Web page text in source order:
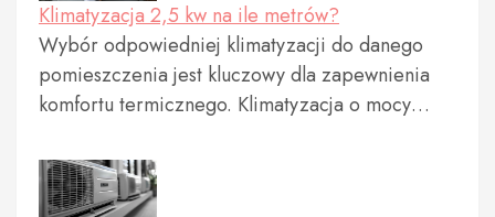
Klimatyzacja 2,5 kw na ile metrów?
Wybór odpowiedniej klimatyzacji do danego
pomieszczenia jest kluczowy dla zapewnienia
komfortu termicznego. Klimatyzacja o mocy…